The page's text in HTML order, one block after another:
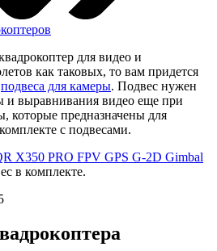
для видео и
как таковых, то вам придется
подвеса для камеры. Подвес нужен
и выравнивания видео еще при
которые предназначены для
с подвесами.
X350 PRO FPV GPS G-2D Gimbal
в комплекте.